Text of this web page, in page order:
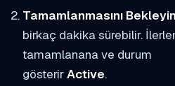
Tamamlanmasını
birkaç dakika sürebilir.
tamamlanana ve durum
gösterirActive.